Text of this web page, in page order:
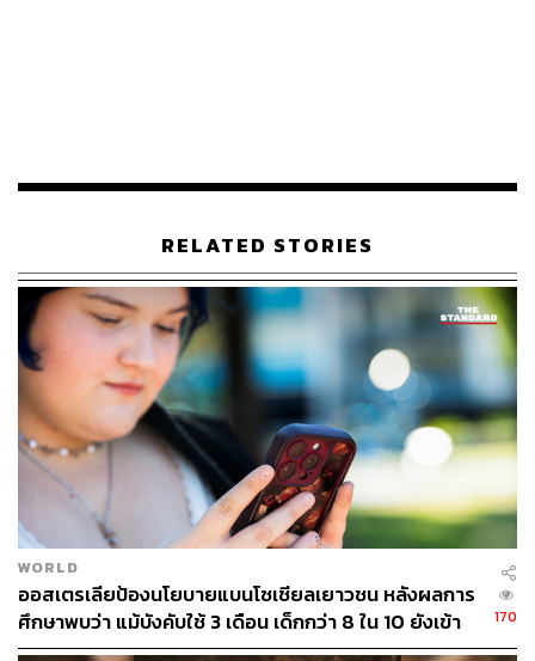
YouTube ต่อการดูโฆษณา 1,000 ครั้ง และอัตรา RPM ซึ่ง
เนื้อหาบางอย่างเช่น การเงินส่วนบุคคล และสกุลเงินดิจิทัล
สามารถเพิ่มอัตราโฆษณาของครีเอเตอร์ได้โดยการดึงดูดผู้
โฆษณาที่มีกำลังพร้อมจะจ่าย โดย “รายได้จากโฆษณา
สำหรับคริปโตนั้นสูงกว่าสิ่งอื่นที่เกี่ยวข้องกับการเงินมาก เช่น
บัตรเครดิต หรือธนาคาร” จิคห์กล่าวกับ Insider
แม้ว่าเนื้อหาไลฟ์สไตล์ของหม่าจะทำเงินได้น้อยลง แต่เธอ
ก็ได้ใช้กลยุทธ์อื่นๆ เพื่อทำให้มีรายได้มากขึ้น เช่น “ในการ
เพิ่มประสิทธิภาพผู้ชมของคุณจริงๆ ฉันคิดว่าผู้ใช้ YouTube
ควรใส่โฆษณา 3-4 รายการในวิดีโอ” เธอกล่าว
ปลายปีที่แล้ว YouTube ประเทศไทย ได้ออกมาเปิดเผย
พฤติกรรมของคนไทยที่พบว่า คนไทยใช้เวลาในการรับชม
วิดีโอประเภทการเงินเพิ่มขึ้นกว่า 100% เมื่อเทียบกับช่วงเวลา
RELATED STORIES
WORLD
ออสเตรเลียป้องนโยบายแบนโซเชียลเยาวชน หลังผลการ
ศึกษาพบว่า แม้บังคับใช้ 3 เดือน เด็กกว่า 8 ใน 10 ยังเข้า
ถึง
170